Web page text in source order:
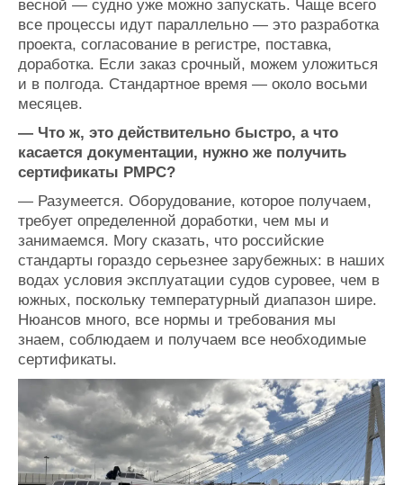
весной — судно уже можно запускать. Чаще всего
все процессы идут параллельно — это разработка
проекта, согласование в регистре, поставка,
доработка. Если заказ срочный, можем уложиться
и в полгода. Стандартное время — около восьми
месяцев.
— Что ж, это действительно быстро, а что
касается документации, нужно же получить
сертификаты РМРС?
— Разумеется. Оборудование, которое получаем,
требует определенной доработки, чем мы и
занимаемся. Могу сказать, что российские
стандарты гораздо серьезнее зарубежных: в наших
водах условия эксплуатации судов суровее, чем в
южных, поскольку температурный диапазон шире.
Нюансов много, все нормы и требования мы
знаем, соблюдаем и получаем все необходимые
сертификаты.